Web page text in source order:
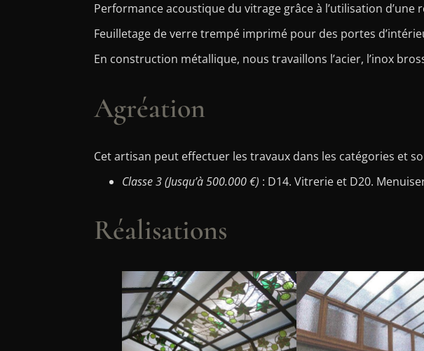
Performance acoustique du vitrage grâce à l’utilisation d’une
Feuilletage de verre trempé imprimé pour des portes
En construction métallique, nous travaillons l’acier, l’inox
Agréation
Cet artisan peut effectuer les travaux dans les catégories et
Classe 3 (Jusqu’à 500.000 €) : D14. Vitrerie et D20.
Réalisations